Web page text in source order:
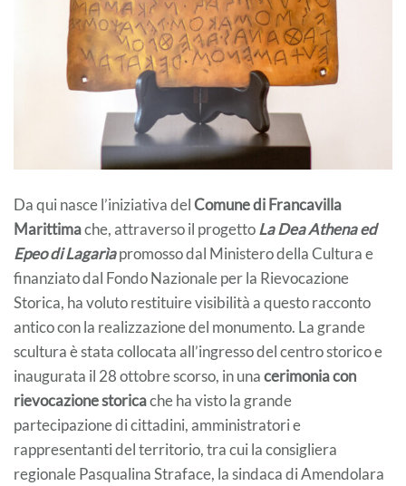
Da qui nasce l’iniziativa delComune di Francavilla
Marittimache, attraverso il progettoLa Dea Athena ed
Epeo di Lagarìapromosso dal Ministero della Cultura e
finanziato dal Fondo Nazionale per la Rievocazione
Storica, ha voluto restituire visibilità a questo racconto
antico con la realizzazione del monumento. La grande
scultura è stata collocata all’ingresso del centro storico e
inaugurata il 28 ottobre scorso, in unacerimonia con
rievocazione storicache ha visto la grande
partecipazione di cittadini, amministratori e
rappresentanti del territorio, tra cui la consigliera
regionale Pasqualina Straface, la sindaca di Amendolara